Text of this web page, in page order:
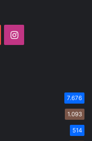
YouTubeInstagram
7.676
1.093
514